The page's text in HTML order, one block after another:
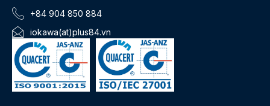
+84 904 850 884
iokawa(at)plus84.vn